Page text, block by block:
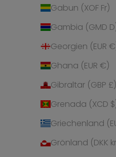
Gabun (XOF Fr)
Gambia (GMD
Georgien (EUR
Ghana (EUR €)
Gibraltar (GBP £)
Grenada (XCD
Griechenland
Grönland (DKK
Antigua
(XCD $)
Argentinien
Armenien
Aruba (AWG
Ascension
Australien